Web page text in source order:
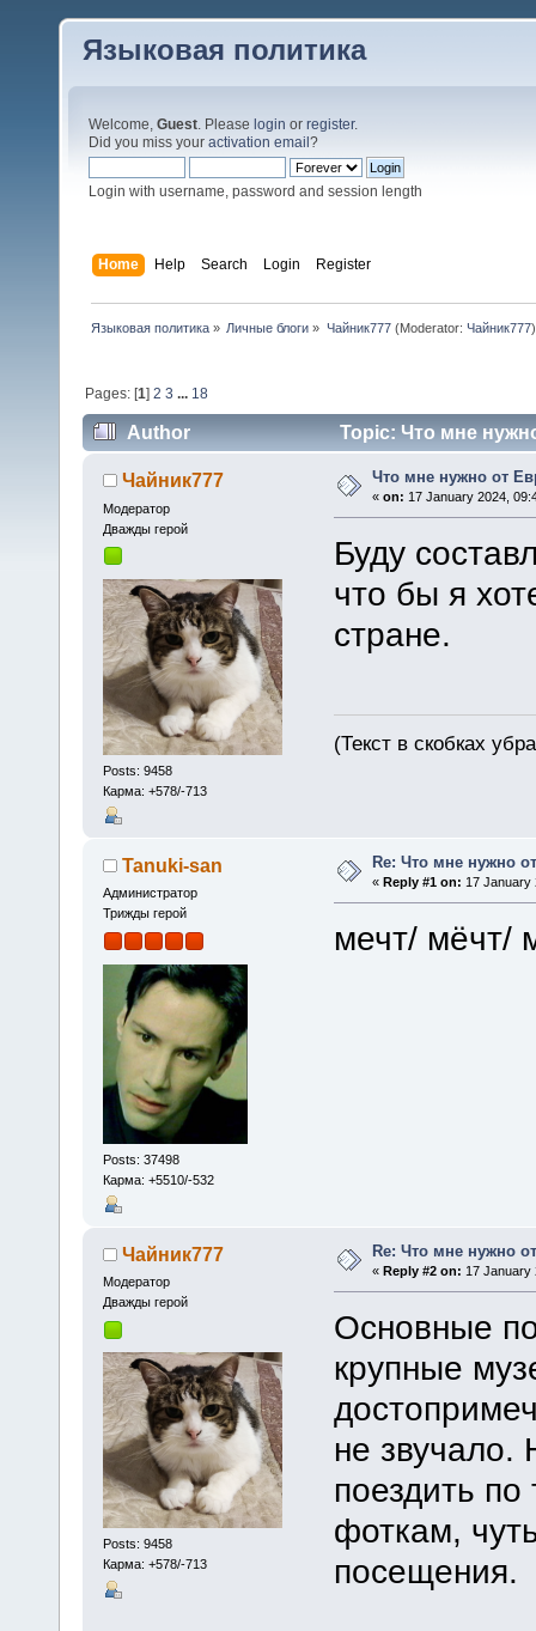
Языковая политика
Welcome, Guest. Please login or register.
Did you miss your activation email ?
Login with username, password and session length
Home Help Search Login Register
Языковая политика» Личные блоги » Чайник777(Moderator: Чайник777
Pages: [1]2 3 ... 18
Author Topic: Что мне
Чайник777
Модератор
Дважды герой
Posts: 9458
Карма: +578/-713
Что мне нужно от
«on: 17 January 2024,
Буду
что бы я
стране.
(Текст в скобках
Tanuki-san
Администратор
Трижды герой
Posts: 37498
Карма: +5510/-532
Re: Что мне нужно
«Reply #1 on: 17 January
мечт/ мёчт/
Чайник777
Модератор
Дважды герой
Posts: 9458
Карма: +578/-713
Re: Что мне нужно
«Reply #2 on: 17 January
Основные
крупные
не звучало.
поездить
фоткам,
посещения.